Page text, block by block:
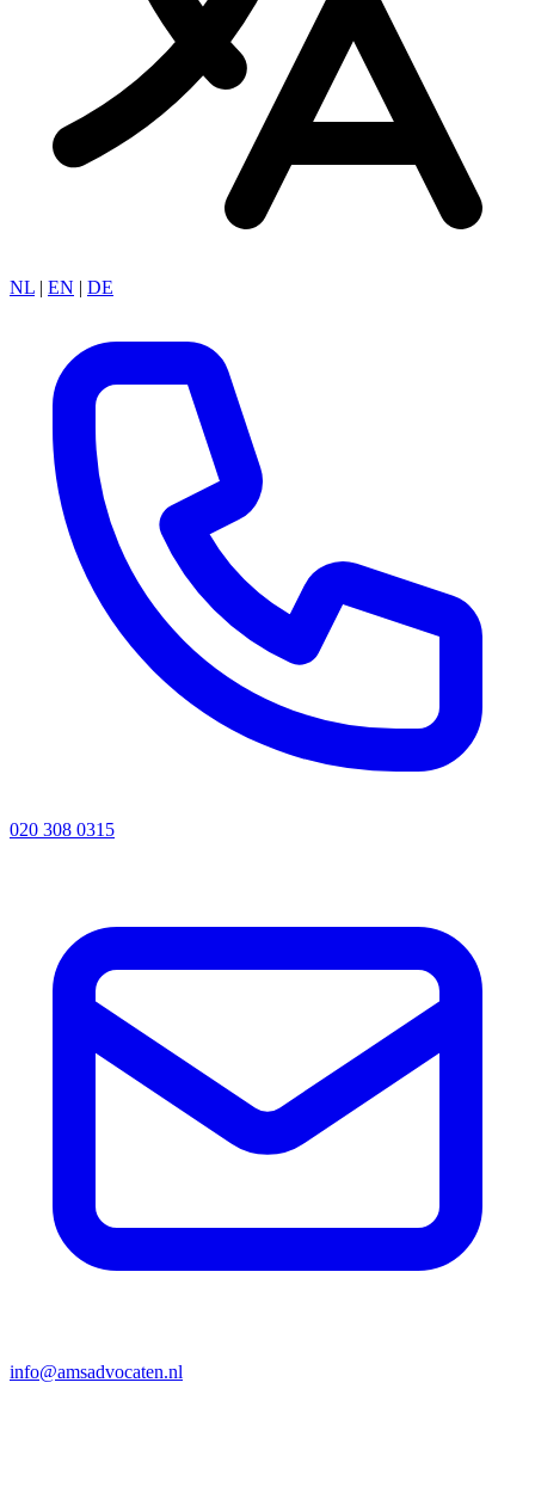
NL | EN | DE
020 308 0315
info@amsadvocaten.nl